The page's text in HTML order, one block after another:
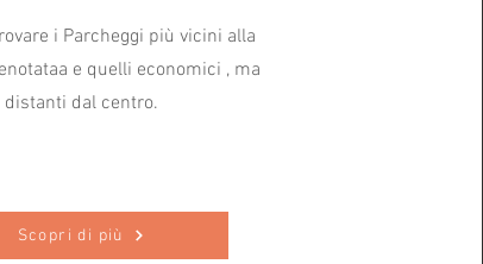
i Parcheggi più vicini alla
e quelli economici , ma
distanti dal centro.
Scopri di più